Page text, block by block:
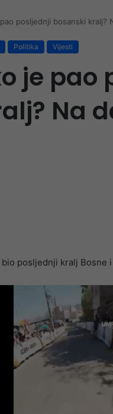
posljednji bosanski kralj?
Politika Vijesti
je pao
Na
posljednji kralj Bosne